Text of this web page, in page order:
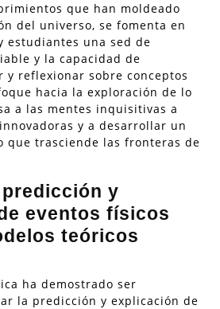
que han moldeado
del universo, se fomenta en
estudiantes una sed de
y la capacidad de
y reflexionar sobre conceptos
hacia la exploración de lo
a las mentes inquisitivas a
y a desarrollar un
que trasciende las fronteras de
y
eventos físicos
teóricos
ha demostrado ser
la predicción y explicación de